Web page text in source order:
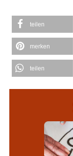
teilen
merken
teilen